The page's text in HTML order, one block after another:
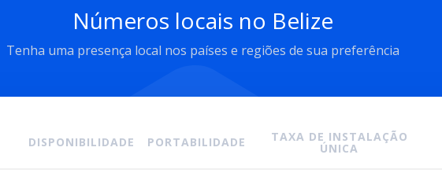
Números locais no Belize
Tenha uma presença local nos países e regiões de sua preferência
DISPONIBILIDADE PORTABILIDADE TAXA DE INSTALAÇÃO
ÚNICA